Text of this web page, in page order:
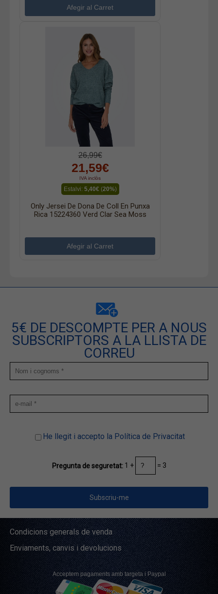
26,99€
21,59€
IVA inclòs
Estalvi: 5,40€(20%)
Only Jersei De Dona De Coll En Punxa
Rica 15224360 Verd Clar Sea Moss
5€ DE DESCOMPTE PER A NOUS
SUBSCRIPTORS A LA LLISTA DE
CORREU
He llegit i accepto la Política de Privacitat
Pregunta de seguretat: 1 + = 3
Condicions generals de venda
Enviaments, canvis i devolucions
Acceptem pagaments amb targeta i Paypal